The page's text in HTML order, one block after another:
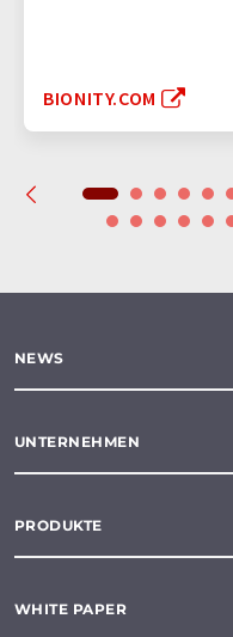
BIONITY.COM
NEWS
UNTERNEHMEN
PRODUKTE
WHITE PAPER